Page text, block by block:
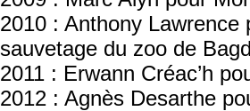
2010 : Anthony Lawrence
sauvetage du zoo de
2011 : Erwann Créac’h
2012 : Agnès Desarthe